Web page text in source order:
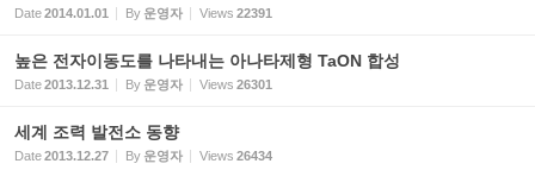
Date2014.01.01 By 운영자 Views 22391
높은 전자이동도를 나타내는 아나타제형 TaON 합성
Date2013.12.31 By 운영자 Views 26301
세계 조력 발전소 동향
Date2013.12.27 By 운영자 Views 26434